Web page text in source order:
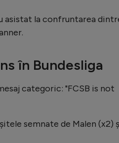
asistat la confruntarea
în Bundesliga
categoric: "FCSB is not
semnate de Malen (x2)